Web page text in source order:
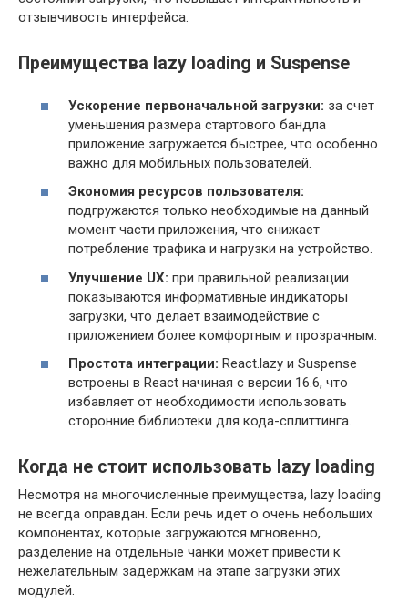
отзывчивость интерфейса.
Преимущества lazy loading и Suspense
Ускорение первоначальной загрузки: за счет
уменьшения размера стартового бандла
приложение загружается быстрее, что особенно
важно для мобильных пользователей.
Экономия ресурсов пользователя:
подгружаются только необходимые на данный
момент части приложения, что снижает
потребление трафика и нагрузки на устройство.
Улучшение UX: при правильной реализации
показываются информативные индикаторы
загрузки, что делает взаимодействие с
приложением более комфортным и прозрачным.
Простота интеграции: React.lazy и Suspense
встроены в React начиная с версии 16.6, что
избавляет от необходимости использовать
сторонние библиотеки для кода-сплиттинга.
Когда не стоит использовать lazy loading
Несмотря на многочисленные преимущества, lazy loading
не всегда оправдан. Если речь идет о очень небольших
компонентах, которые загружаются мгновенно,
разделение на отдельные чанки может привести к
нежелательным задержкам на этапе загрузки этих
модулей.